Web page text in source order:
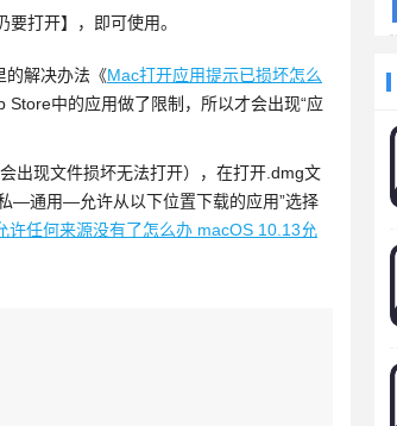
打开】，即可使用。
解决办法《Mac打开应用提示已损坏怎么
中的应用做了限制，所以才会出现“应
现文件损坏无法打开），在打开.dmg文
—通用—允许从以下位置下载的应用”选择
许任何来源没有了怎么办 macOS 10.13允